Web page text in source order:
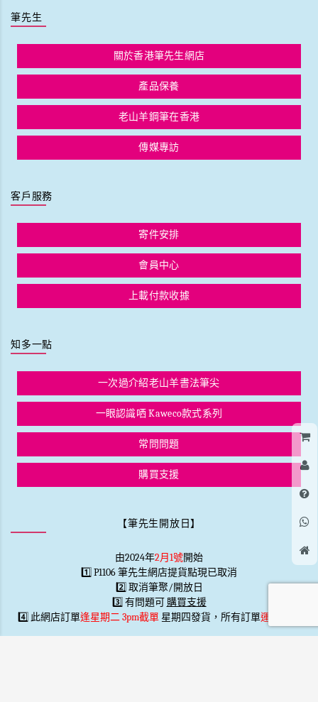
筆先生
關於香港筆先生網店
產品保養
老山羊鋼筆在香港
傳媒專訪
客戶服務
寄件安排
會員中心
上載付款收據
知多一點
一次過介紹老山羊書法筆尖
一眼認識哂 Kaweco款式系列
常問問題
購買支援
【筆先生開放日】
由2024年2月1號開始
1️⃣ P1106 筆先生網店提貨點現已取消
2️⃣ 取消筆聚/開放日
3️⃣ 有問題可 購買支援
4️⃣ 此網店訂單逢星期二 3pm截單 星期四發貨，所有訂單運費到付